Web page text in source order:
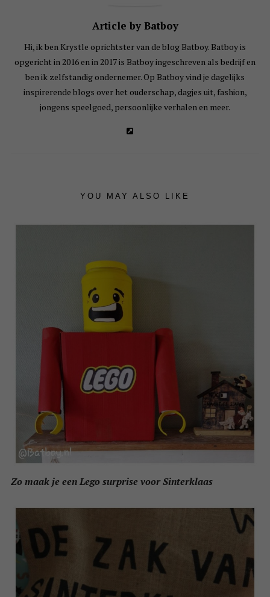
Article by Batboy
Hi, ik ben Krystle oprichtster van de blog Batboy. Batboy is
opgericht in 2016 en in 2017 is Batboy ingeschreven als bedrijf en
ben ik zelfstandig ondernemer. Op Batboy vind je dagelijks
inspirerende blogs over het ouderschap, dagjes uit, fashion,
jongens speelgoed, persoonlijke verhalen en meer.
YOU MAY ALSO LIKE
Zo maak je een Lego surprise voor Sinterklaas